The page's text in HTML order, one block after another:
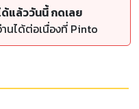
แล้ววันนี้ กดเลย
นได้ต่อเนื่องที่ Pinto